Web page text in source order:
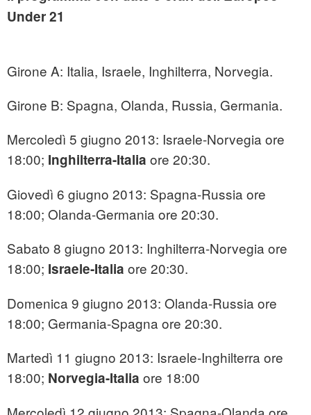
Under 21
Girone A: Italia, Israele, Inghilterra, Norvegia.
Girone B: Spagna, Olanda, Russia, Germania.
Mercoledì 5 giugno 2013: Israele-Norvegia ore
18:00; Inghilterra-Italia ore 20:30.
Giovedì 6 giugno 2013: Spagna-Russia ore
18:00; Olanda-Germania ore 20:30.
Sabato 8 giugno 2013: Inghilterra-Norvegia ore
18:00; Israele-Italia ore 20:30.
Domenica 9 giugno 2013: Olanda-Russia ore
18:00; Germania-Spagna ore 20:30.
Martedì 11 giugno 2013: Israele-Inghilterra ore
18:00; Norvegia-Italia ore 18:00